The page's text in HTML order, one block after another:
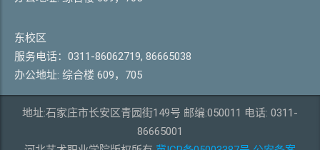
东校区
服务电话：0311-86062719, 86665038
办公地址: 综合楼 609，705
地址:石家庄市长安区青园街149号 邮编:050011 电话: 0311-
86665001